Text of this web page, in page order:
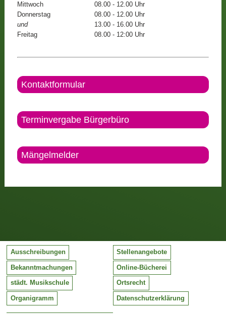
Mittwoch
08.00 - 12.00 Uhr
Donnerstag
08.00 - 12.00 Uhr
und
13.00 - 16.00 Uhr
Freitag
08.00 - 12:00 Uhr
Kontaktformular
Terminvergabe Bürgerbüro
Mängelmelder
Ausschreibungen Stellenangebote
Bekanntmachungen Online-Bücherei
städt. Musikschule Ortsrecht
Organigramm Datenschutzerklärung